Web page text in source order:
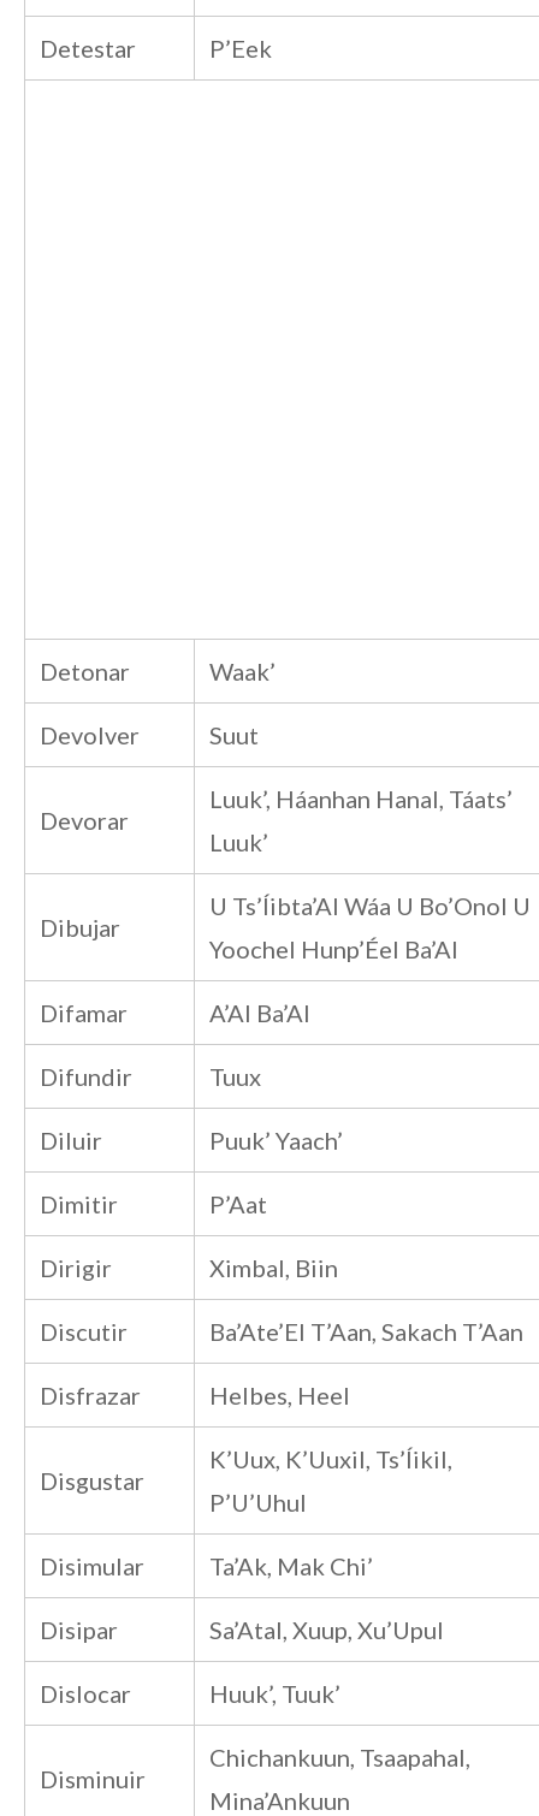
Detestar P’Eek
Detonar Waak’
Devolver Suut
Devorar
Luuk’, Háanhan Hanal, Táats’
Luuk’
Dibujar
U Ts’Íibta’Al Wáa U Bo’Onol U
Yoochel Hunp’Éel Ba’Al
Difamar A’Al Ba’Al
Difundir Tuux
Diluir Puuk’ Yaach’
Dimitir P’Aat
Dirigir Ximbal, Biin
Discutir Ba’Ate’El T’Aan, Sakach T’Aan
Disfrazar Helbes, Heel
Disgustar
K’Uux, K’Uuxil, Ts’Íikil,
P’U’Uhul
Disimular Ta’Ak, Mak Chi’
Disipar Sa’Atal, Xuup, Xu’Upul
Dislocar Huuk’, Tuuk’
Disminuir
Chichankuun, Tsaapahal,
Mina’Ankuun